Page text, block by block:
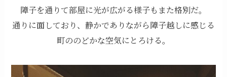
障子を通りて部屋に光が広がる様子もまた格別だ。
通りに面しており、静かでありながら障子越しに感じる
町ののどかな空気にとろける。